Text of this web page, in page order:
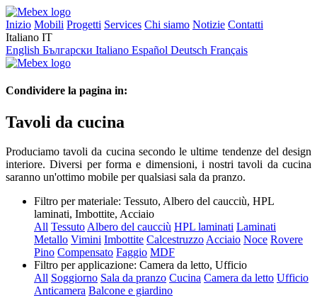
Inizio Mobili Progetti Services Chi siamo Notizie Contatti
Italiano IT
English Български Italiano Español Deutsch Français
Condividere la pagina in:
Tavoli da cucina
Produciamo tavoli da cucina secondo le ultime tendenze del design
interiore. Diversi per forma e dimensioni, i nostri tavoli da cucina
saranno un'ottimo mobile per qualsiasi sala da pranzo.
Filtro per materiale: Tessuto, Albero del caucciù, HPL
laminati, Imbottite, Acciaio
All TessutoAlbero del caucciù HPL laminati Laminati
Metallo Vimini Imbottite CalcestruzzoAcciaio Noce Rovere
Pino Compensato Faggio MDF
Filtro per applicazione: Camera da letto, Ufficio
All Soggiorno Sala da pranzo Cucina Camera da letto Ufficio
Anticamera Balcone e giardino